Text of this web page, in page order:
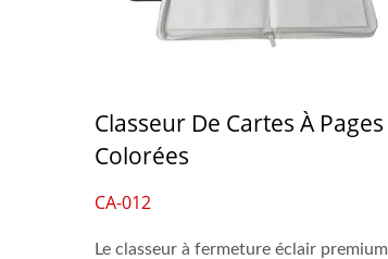
Classeur De Cartes À Pages
Colorées
CA-012
Le classeur à fermeture éclair premium